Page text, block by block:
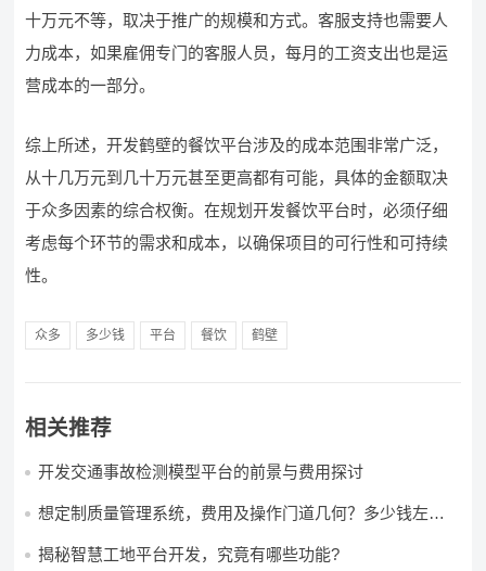
十万元不等，取决于推广的规模和方式。客服支持也需要人
力成本，如果雇佣专门的客服人员，每月的工资支出也是运
营成本的一部分。
综上所述，开发鹤壁的餐饮平台涉及的成本范围非常广泛，
从十几万元到几十万元甚至更高都有可能，具体的金额取决
于众多因素的综合权衡。在规划开发餐饮平台时，必须仔细
考虑每个环节的需求和成本，以确保项目的可行性和可持续
性。
众多 多少钱 平台 餐饮 鹤壁
相关推荐
开发交通事故检测模型平台的前景与费用探讨
想定制质量管理系统，费用及操作门道几何？多少钱左右
揭秘智慧工地平台开发，究竟有哪些功能?